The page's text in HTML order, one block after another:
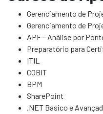
Gerenciamento de
Gerenciamento de
APF – Análise por
Preparatório para
ITIL
COBIT
BPM
SharePoint
.NET Básico e